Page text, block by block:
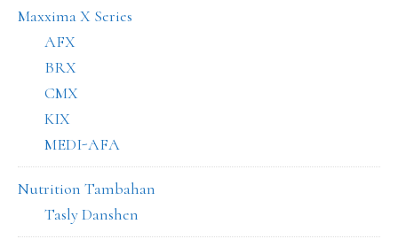
Maxxima X Series
AFX
BRX
CMX
KIX
MEDI-AFA
Nutrition Tambahan
Tasly Danshen